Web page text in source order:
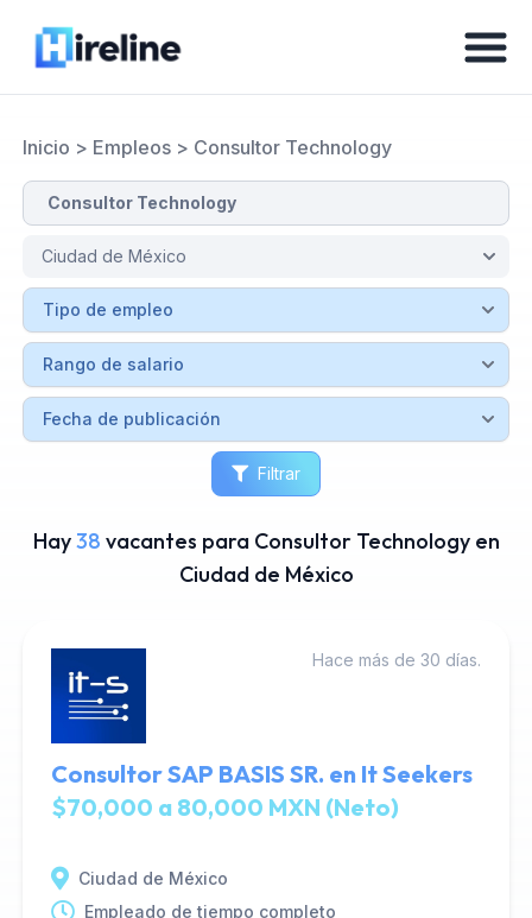
Inicio > Empleos> Consultor Technology
Filtrar
Hay38 vacantes para Consultor Technology en
Ciudad de México
Hace más de 30 días.
Consultor SAP BASIS SR. en It Seekers
$70,000 a 80,000 MXN (Neto)
Ciudad de México
Empleado de tiempo completo